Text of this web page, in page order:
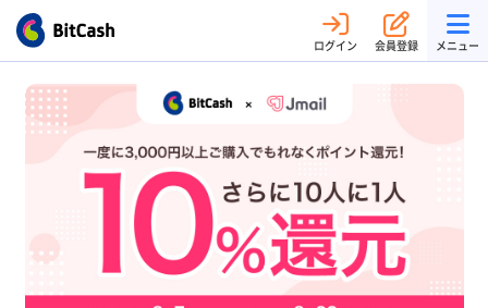
ログイン 会員登録 メニュー